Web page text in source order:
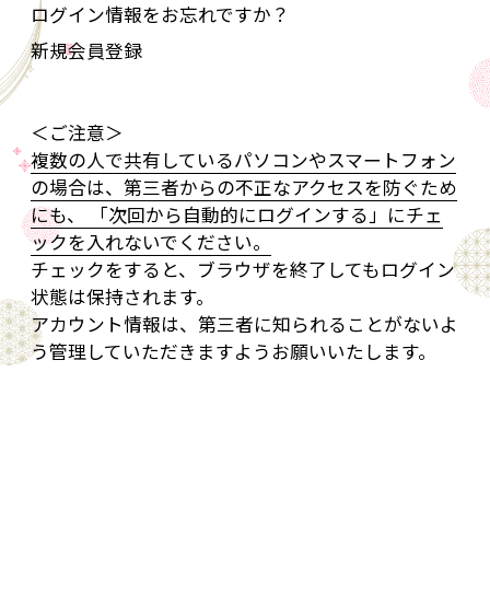
ログイン情報をお忘れですか？
新規会員登録
＜ご注意＞
複数の人で共有しているパソコンやスマートフォン
の場合は、第三者からの不正なアクセスを防ぐため
にも、 「次回から自動的にログインする」にチェ
ックを入れないでください。
チェックをすると、ブラウザを終了してもログイン
状態は保持されます。
アカウント情報は、第三者に知られることがないよ
う管理していただきますようお願いいたします。